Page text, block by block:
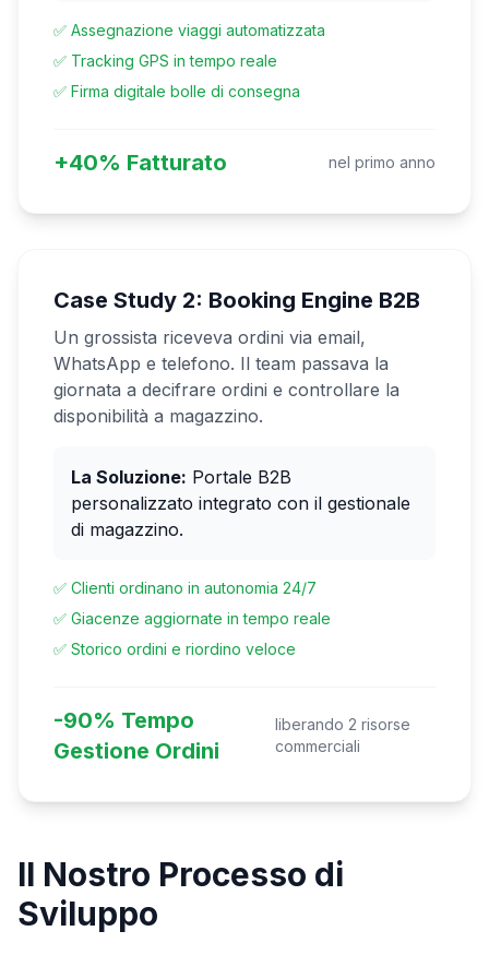
✅ Assegnazione viaggi automatizzata
✅ Tracking GPS in tempo reale
✅ Firma digitale bolle di consegna
+40% Fatturato nel primo anno
Case Study 2: Booking Engine B2B
Un grossista riceveva ordini via email,
WhatsApp e telefono. Il team passava la
giornata a decifrare ordini e controllare la
disponibilità a magazzino.
La Soluzione: Portale B2B
personalizzato integrato con il gestionale
di magazzino.
✅ Clienti ordinano in autonomia 24/7
✅ Giacenze aggiornate in tempo reale
✅ Storico ordini e riordino veloce
-90% Tempo
Gestione Ordini
liberando 2 risorse
commerciali
Il Nostro Processo di
Sviluppo